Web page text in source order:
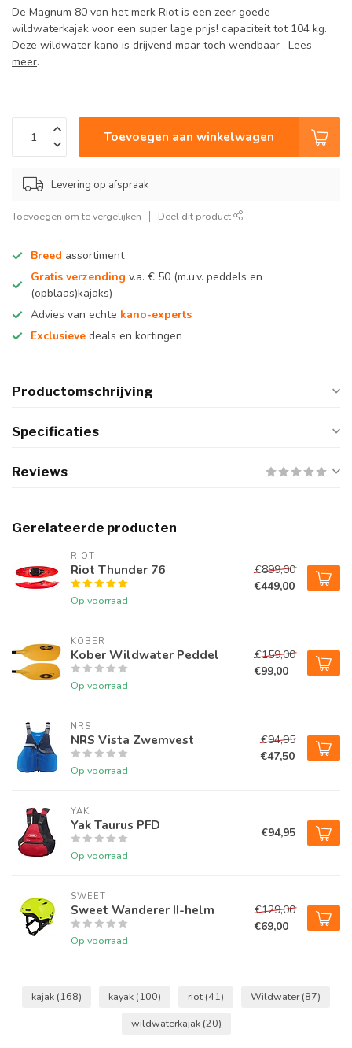
De Magnum 80 van het merk Riot is een zeer goede
wildwaterkajak voor een super lage prijs! capaciteit tot 104 kg.
Deze wildwater kano is drijvend maar toch wendbaar . Lees
meer.
Toevoegen aan winkelwagen
Levering op afspraak
Toevoegen om te vergelijken Deel dit product
Breed assortiment
Gratis verzending v.a. € 50 (m.u.v. peddels en
(opblaas)kajaks)
Advies van echte kano-experts
Exclusieve deals en kortingen
Productomschrijving
Specificaties
Reviews
Gerelateerde producten
RIOT
Riot Thunder 76
Op voorraad
€899,00
€449,00
KOBER
Kober Wildwater Peddel
Op voorraad
€159,00
€99,00
NRS
NRS Vista Zwemvest
Op voorraad
€94,95
€47,50
YAK
Yak Taurus PFD
Op voorraad
€94,95
SWEET
Sweet Wanderer II-helm
Op voorraad
€129,00
€69,00
kajak (168) kayak (100) riot (41) Wildwater(87)
wildwaterkajak (20)